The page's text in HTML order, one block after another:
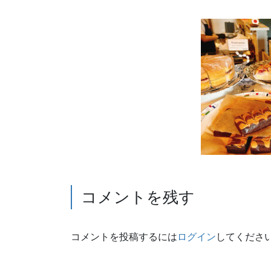
コメントを残す
コメントを投稿するには ログイン してくださ